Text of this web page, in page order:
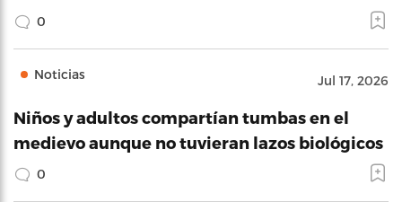
0
Noticias Jul 17, 2026
Niños y adultos compartían tumbas en el
medievo aunque no tuvieran lazos biológicos
0